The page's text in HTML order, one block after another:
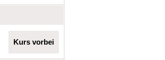
Kurs vorbei